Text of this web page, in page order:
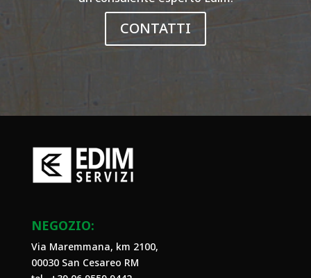
CONTATTI
NEGOZIO:
Via Maremmana, km 2100,
00030 San Cesareo RM